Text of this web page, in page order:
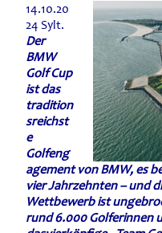
14.10.20
24 Sylt.
Der
BMW
Golf Cup
ist das
tradition
sreichst
e
Golfeng
agement von BMW, es
vier Jahrzehnten – und
Wettbewerb ist
rund 6.000 Golferinnen